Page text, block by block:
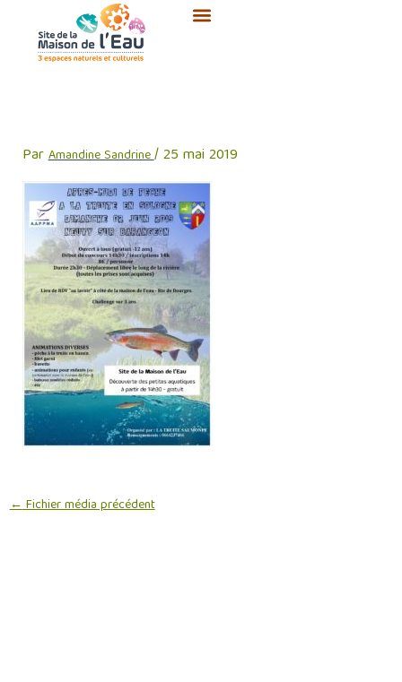
contenu
ParAmandine Sandrine/25 mai 2019
←Fichier média précédent